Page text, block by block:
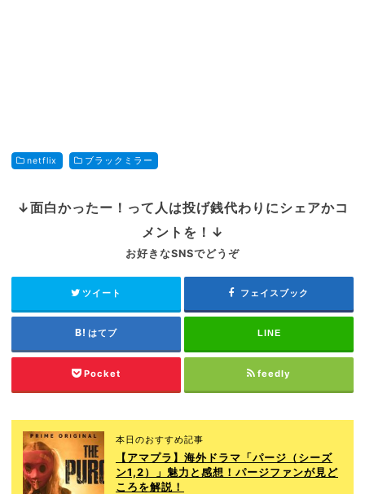
netflix ブラックミラー
↓面白かったー！って人は投げ銭代わりにシェアかコ
メントを！↓
お好きなSNSでどうぞ
ツイート フェイスブック
はてブ LINE
Pocket feedly
本日のおすすめ記事
【アマプラ】海外ドラマ「パージ（シーズ
ン1,2）」魅力と感想！パージファンが見ど
ころを解説！